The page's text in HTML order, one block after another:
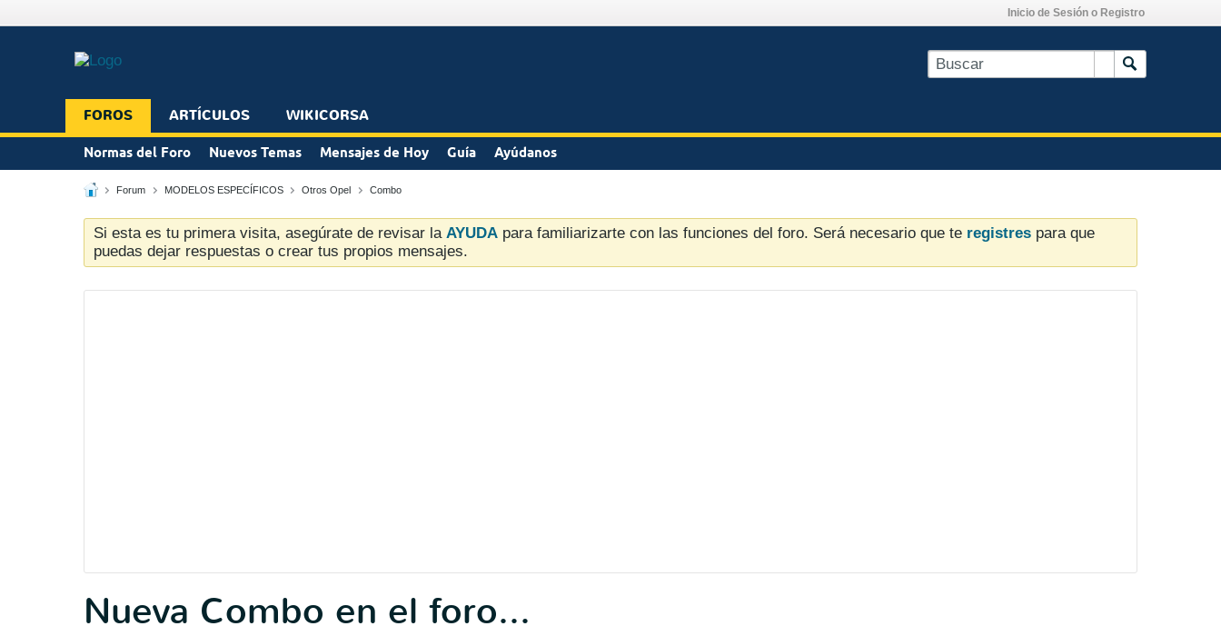
Inicio de Sesión o Registro
FOROS ARTÍCULOS WIKICORSA
Normas del Foro Nuevos Temas Mensajes de Hoy Guía Ayúdanos
Forum MODELOS ESPECÍFICOS Otros Opel Combo
Si esta es tu primera visita, asegúrate de revisar la AYUDA para familiarizarte con las funciones del foro. Será necesario que te registres para que
puedas dejar respuestas o crear tus propios mensajes.
Nueva Combo en el foro...